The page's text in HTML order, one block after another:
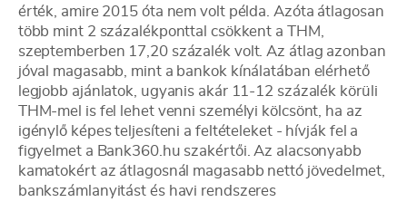
érték, amire 2015 óta nem volt példa. Azóta átlagosan
több mint 2 százalékponttal csökkent a THM,
szeptemberben 17,20 százalék volt. Az átlag azonban
jóval magasabb, mint a bankok kínálatában elérhető
legjobb ajánlatok, ugyanis akár 11-12 százalék körüli
THM-mel is fel lehet venni személyi kölcsönt, ha az
igénylő képes teljesíteni a feltételeket - hívják fel a
figyelmet a Bank360.hu szakértői. Az alacsonyabb
kamatokért az átlagosnál magasabb nettó jövedelmet,
bankszámlanyitást és havi rendszeres